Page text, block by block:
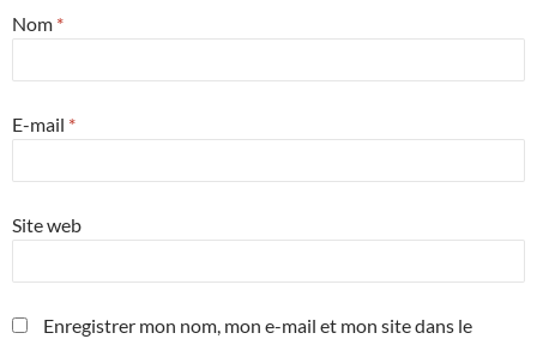
Nom *
E-mail *
Site web
Enregistrer mon nom, mon e-mail et mon site dans le